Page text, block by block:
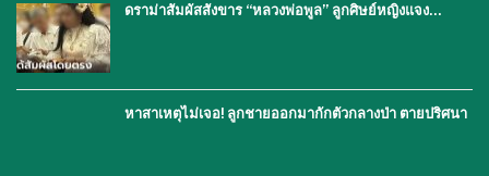
ดราม่าสัมผัสสังขาร “หลวงพ่อพูล” ลูกศิษย์หญิงแจง…
หาสาเหตุไม่เจอ! ลูกชายออกมากักตัวกลางป่า ตายปริศนา